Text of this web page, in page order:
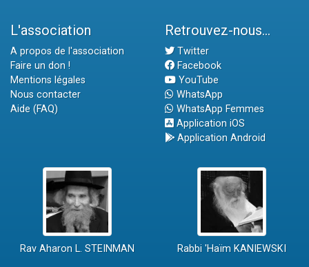
L'association
A propos de l'association
Faire un don !
Mentions légales
Nous contacter
Aide (FAQ)
Retrouvez-nous...
Twitter
Facebook
YouTube
WhatsApp
WhatsApp Femmes
Application iOS
Application Android
Rav Aharon L. STEINMAN Rabbi 'Haïm KANIEWSKI